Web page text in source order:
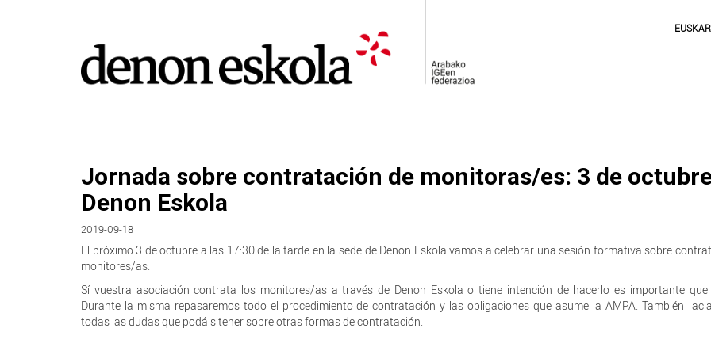
Jornada sobre contratación de monitoras/es: 3 de
Denon Eskola
2019-09-18
El próximo 3 de octubre a las 17:30 de la tarde en la sede de Denon Eskola vamos a celebrar una sesión formativa sobre
monitores/as.
Sí vuestra asociación contrata los monitores/as a través de Denon Eskola o tiene intención de hacerlo es importante que
Durante la misma repasaremos todo el procedimiento de contratación y las obligaciones que asume la AMPA. También
todas las dudas que podáis tener sobre otras formas de contratación.